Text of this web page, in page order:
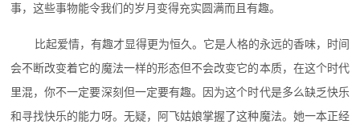
事，这些事物能令我们的岁月变得充实圆满而且有趣。
比起爱情，有趣才显得更为恒久。它是人格的永远的香味，时间
会不断改变着它的魔法一样的形态但不会改变它的本质，在这个时代
里混，你不一定要深刻但一定要有趣。因为这个时代是多么缺乏快乐
和寻找快乐的能力呀。无疑，阿飞姑娘掌握了这种魔法。她一本正经